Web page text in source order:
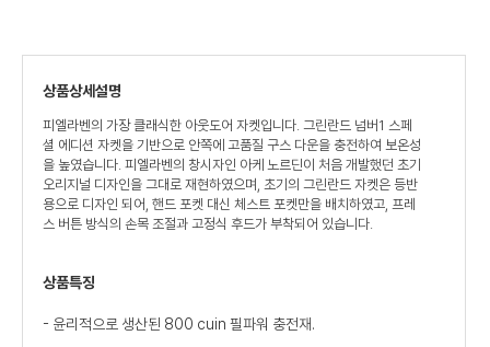
상품상세설명
피엘라벤의 가장 클래식한 아웃도어 자켓입니다. 그린란드 넘버1 스페
셜 에디션 자켓을 기반으로 안쪽에 고품질 구스 다운을 충전하여 보온성
을 높였습니다. 피엘라벤의 창시자인 아케 노르딘이 처음 개발했던 초기
오리지널 디자인을 그대로 재현하였으며, 초기의 그린란드 자켓은 등반
용으로 디자인 되어, 핸드 포켓 대신 체스트 포켓만을 배치하였고, 프레
스 버튼 방식의 손목 조절과 고정식 후드가 부착되어 있습니다.
상품특징
- 윤리적으로 생산된 800 cuin 필파워 충전재.